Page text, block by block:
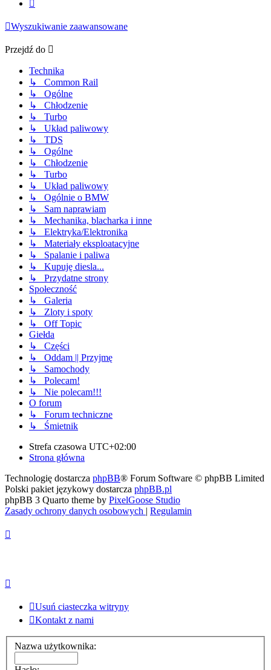
Wyszukiwanie zaawansowane
Przejdź do
Technika
↳ Common Rail
↳ Ogólne
↳ Chłodzenie
↳ Turbo
↳ Układ paliwowy
↳ TDS
↳ Ogólne
↳ Chłodzenie
↳ Turbo
↳ Układ paliwowy
↳ Ogólnie o BMW
↳ Sam naprawiam
↳ Mechanika, blacharka i inne
↳ Elektryka/Elektronika
↳ Materiały eksploatacyjne
↳ Spalanie i paliwa
↳ Kupuję diesla...
↳ Przydatne strony
Społeczność
↳ Galeria
↳ Zloty i spoty
↳ Off Topic
Giełda
↳ Części
↳ Oddam || Przyjmę
↳ Samochody
↳ Polecam!
↳ Nie polecam!!!
O forum
↳ Forum techniczne
↳ Śmietnik
Strefa czasowa UTC+02:00
Strona główna
Technologię dostarcza phpBB® Forum Software © phpBB Limited
Polski pakiet językowy dostarcza phpBB.pl
phpBB 3 Quarto theme by PixelGoose Studio
Zasady ochrony danych osobowych | Regulamin
Usuń ciasteczka witryny
Kontakt z nami
Nazwa użytkownika: